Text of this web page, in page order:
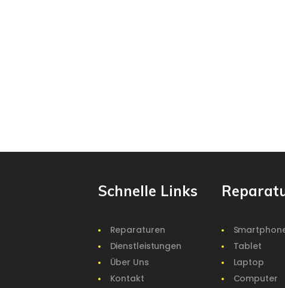
Schnelle Links
Reparaturen
Dienstleistungen
Über Uns
Kontakt
Tablet
Laptop
Computer